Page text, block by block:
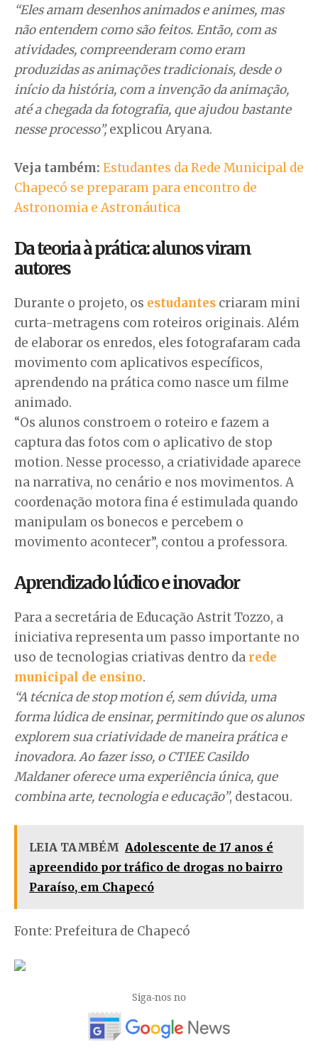
“Eles amam desenhos animados e animes, mas
não entendem como são feitos. Então, com as
atividades, compreenderam como eram
produzidas as animações tradicionais, desde o
início da história, com a invenção da animação,
até a chegada da fotografia, que ajudou bastante
nesse processo”,explicou Aryana.
Veja também: Estudantes da Rede Municipal de
Chapecó se preparam para encontro de
Astronomia e Astronáutica
Da teoria à prática: alunos viram
autores
Durante o projeto, os estudantes criaram mini
curta-metragens com roteiros originais. Além
de elaborar os enredos, eles fotografaram cada
movimento com aplicativos específicos,
aprendendo na prática como nasce um filme
animado.
“Os alunos constroem o roteiro e fazem a
captura das fotos com o aplicativo de stop
motion. Nesse processo, a criatividade aparece
na narrativa, no cenário e nos movimentos. A
coordenação motora fina é estimulada quando
manipulam os bonecos e percebem o
movimento acontecer”, contou a professora.
Aprendizado lúdico e inovador
Para a secretária de Educação Astrit Tozzo, a
iniciativa representa um passo importante no
uso de tecnologias criativas dentro da rede
municipal de ensino.
“A técnica de stop motion é, sem dúvida, uma
forma lúdica de ensinar, permitindo que os alunos
explorem sua criatividade de maneira prática e
inovadora. Ao fazer isso, o CTIEE Casildo
Maldaner oferece uma experiência única, que
combina arte, tecnologia e educação”, destacou.
LEIA TAMBÉM Adolescente de 17 anos é
apreendido por tráfico de drogas no bairro
Paraíso, em Chapecó
Fonte: Prefeitura de Chapecó
Siga-nos no